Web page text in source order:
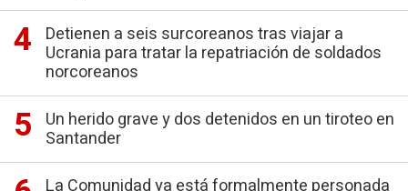
Detienen a seis surcoreanos tras viajar a
Ucrania para tratar la repatriación de soldados
norcoreanos
Un herido grave y dos detenidos en un tiroteo en
Santander
La Comunidad ya está formalmente personada